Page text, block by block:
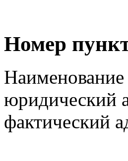
Номер
Наименование
юридический
фактический